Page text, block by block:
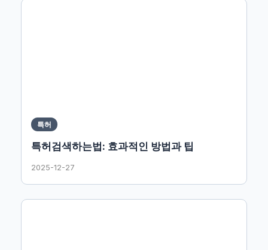
특허
특허검색하는법: 효과적인 방법과 팁
2025-12-27